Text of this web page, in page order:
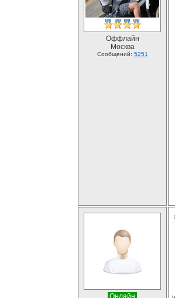
Оффлайн
Москва
Сообщений: 5251
Онлайн